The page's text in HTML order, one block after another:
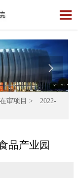


在审项目 >
2022-
品产业园